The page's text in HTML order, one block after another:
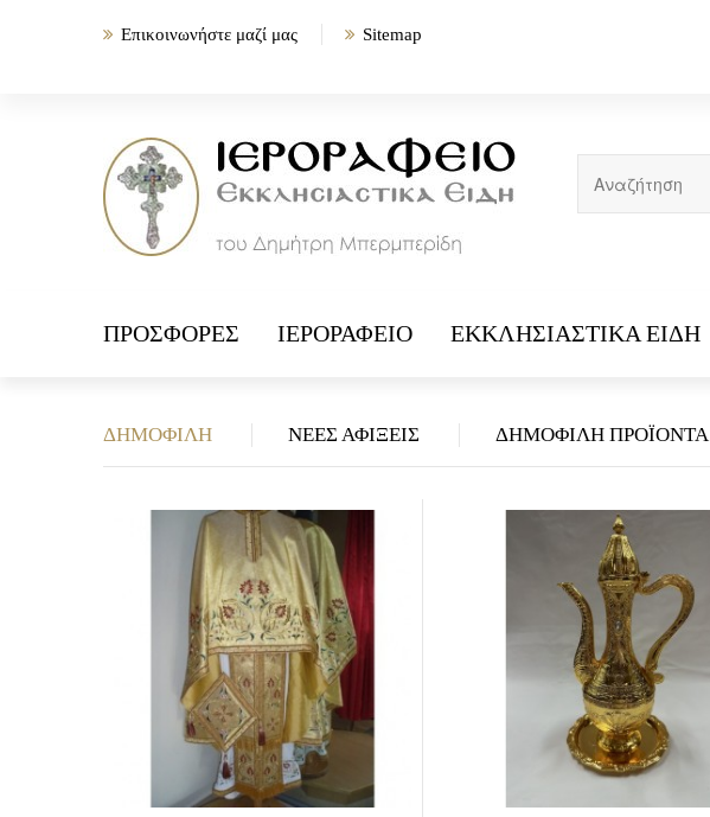
Επικοινωνήστε μαζί μας Sitemap
ΠΡΟΣΦΟΡΈΣ ΙΕΡΟΡΑΦΕΊΟ ΕΚΚΛΗΣΙΑΣΤΙΚΆ ΕΊΔΗ
ΔΗΜΟΦΙΛΉ ΝΈΕΣ ΑΦΊΞΕΙΣ ΔΗΜΟΦΙΛΉ ΠΡΟΪΌΝΤΑ